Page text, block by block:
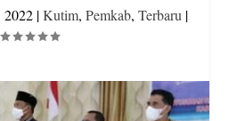
2022 |Kutim, Pemkab, Terbaru |